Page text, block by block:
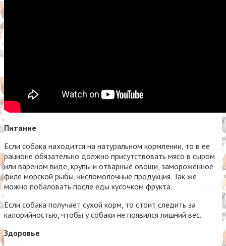
Питание
Если собака находится на натуральном кормлении, то в ее
рационе обязательно должно присутствовать мясо в сыром
или вареном виде, крупы и отварные овощи, замороженное
филе морской рыбы, кисломолочные продукция. Так же
можно побаловать после еды кусочком фрукта.
Если собака получает сухой корм, то стоит следить за
калорийностью, чтобы у собаки не появился лишний вес.
Здоровье